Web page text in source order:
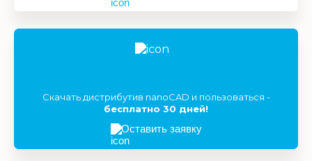
Скачать дистрибутив nanoCAD и пользоваться -
бесплатно 30 дней!
Оставить заявку